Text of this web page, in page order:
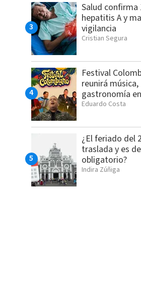
Salud confirma
hepatitis A y
vigilancia
Cristian Segura
Festival
reunirá
gastronomía
Eduardo Costa
¿El feriado del
traslada y es
obligatorio?
Indira Zúñiga